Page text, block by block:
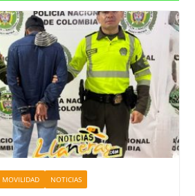
MOVILIDAD NOTICIAS